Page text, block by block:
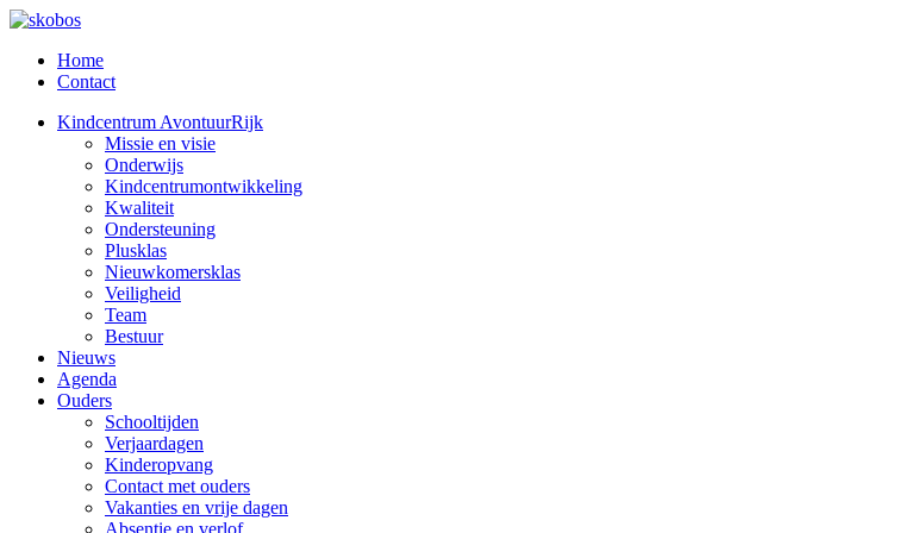
Home
Contact
Kindcentrum AvontuurRijk
Missie en visie
Onderwijs
Kindcentrumontwikkeling
Kwaliteit
Ondersteuning
Plusklas
Nieuwkomersklas
Veiligheid
Team
Bestuur
Nieuws
Agenda
Ouders
Schooltijden
Verjaardagen
Kinderopvang
Contact met ouders
Vakanties en vrije dagen
Absentie en verlof